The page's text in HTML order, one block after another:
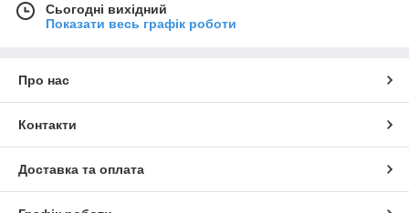
Сьогодні вихідний
Показати весь графік роботи
Про нас
Контакти
Доставка та оплата